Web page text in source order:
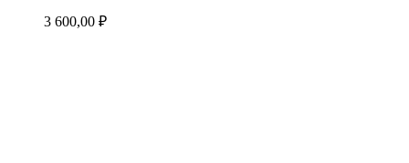
3 600,00 ₽